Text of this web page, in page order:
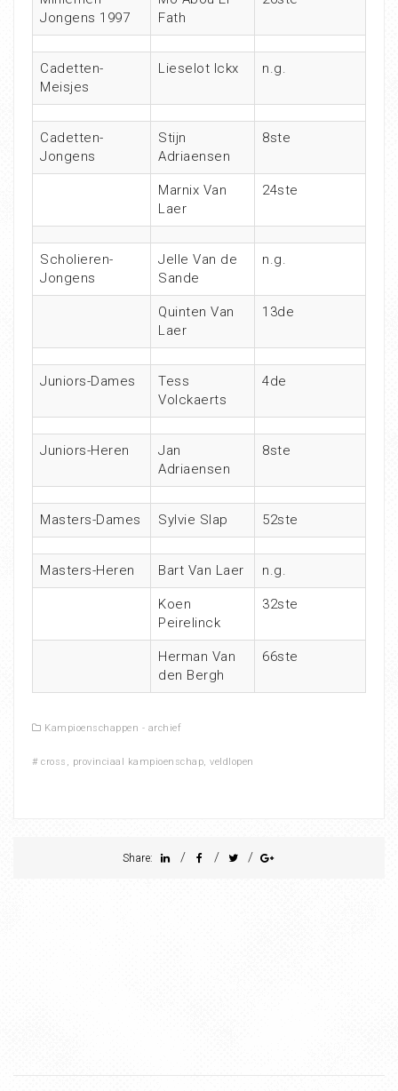
Jongens 1997
Fath
Cadetten-
Meisjes
Lieselot Ickx n.g.
Cadetten-
Jongens
Stijn
Adriaensen
8ste
Marnix Van
Laer
24ste
Scholieren-
Jongens
Jelle Van de
Sande
n.g.
Quinten Van
Laer
13de
Juniors-Dames
Tess
Volckaerts
4de
Juniors-Heren
Jan
Adriaensen
8ste
Masters-Dames Sylvie Slap 52ste
Masters-Heren Bart Van Laer n.g.
Koen
Peirelinck
32ste
Herman Van
den Bergh
66ste
Kampioenschappen - archief
# cross , provinciaal kampioenschap, veldlopen
Share: / / /